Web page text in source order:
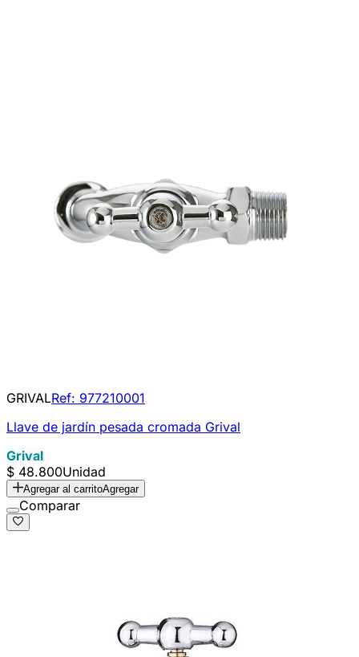
GRIVALRef: 977210001
Llave de jardín pesada cromada Grival
Grival
$ 48.800Unidad
Agregar al carritoAgregar
Comparar